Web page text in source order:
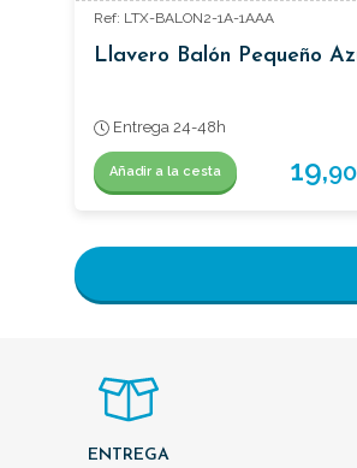
Ref: LTX-BALON2-1A-1AAA
Llavero Balón Pequeño
Entrega 24-48h
Añadir a la cesta 19,90
ENTREGA